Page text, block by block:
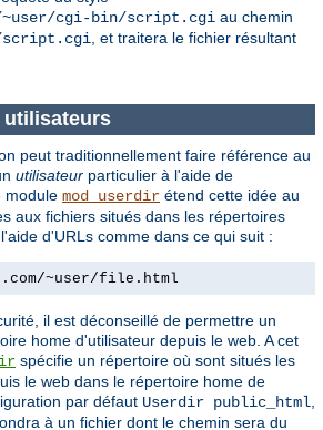
~user/cgi-bin/script.cgi au chemin
script.cgi , et traitera le fichier résultant
utilisateurs
peut traditionnellement faire référence au
utilisateur particulier à l'aide de
module mod_userdir étend cette idée au
aux fichiers situés dans les répertoires
d'URLs comme dans ce qui suit :
~user/file.html
il est déconseillé de permettre un
home d'utilisateur depuis le web. A cet
spécifie un répertoire où sont situés les
le web dans le répertoire home de
par défaut Userdir public_html
à un fichier dont le chemin sera du